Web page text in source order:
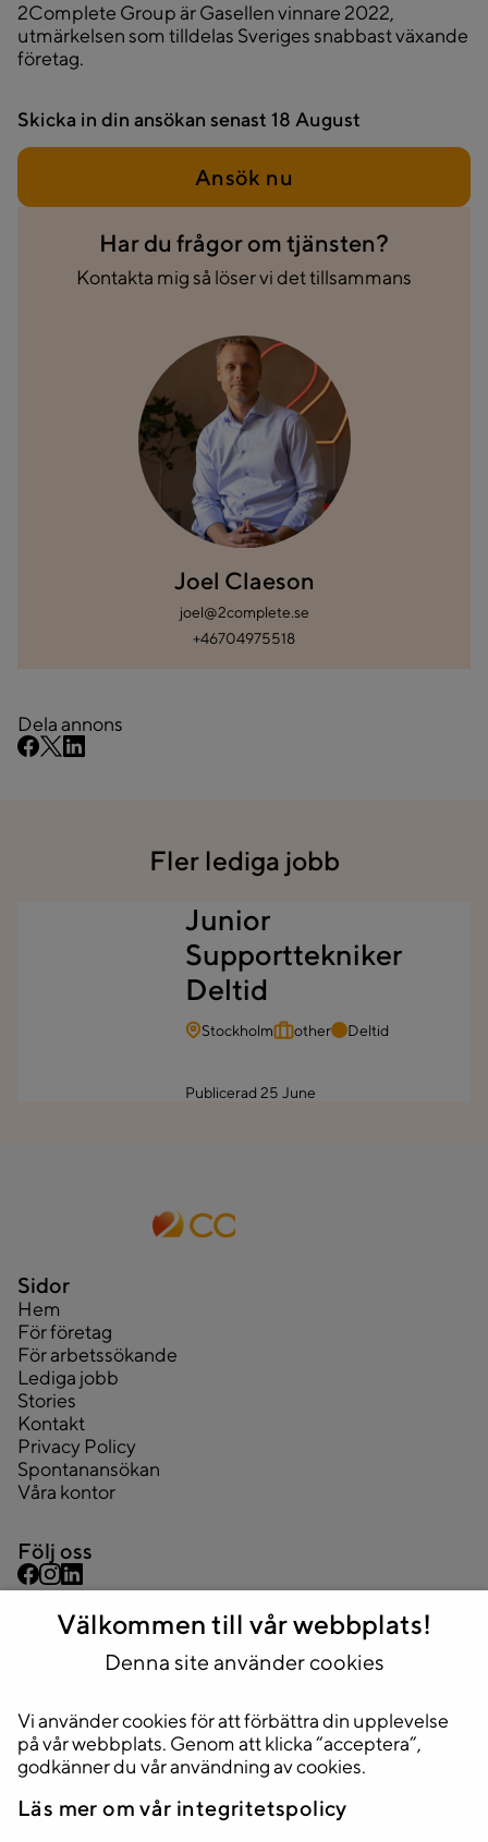
2Complete Group är Gasellen vinnare 2022,
utmärkelsen som tilldelas Sveriges snabbast växande
företag.
Skicka in din ansökan senast 18 August
Ansök nu
Har du frågor om tjänsten?
Kontakta mig så löser vi det tillsammans
Joel Claeson
joel@2complete.se
+46704975518
Dela annons
Fler lediga jobb
Junior
Supporttekniker
Deltid
Stockholm other Deltid
Publicerad 25 June
Sidor
Hem
För företag
För arbetssökande
Lediga jobb
Stories
Kontakt
Privacy Policy
Spontanansökan
Våra kontor
Följ oss
Kontakta oss
08 445 43 44
Adress
Huvudkontor
111 34 Stockholm
Välkommen till vår webbplats!
Denna site använder cookies
Vi använder cookies för att förbättra din upplevelse
på vår webbplats. Genom att klicka “acceptera”,
godkänner du vår användning av cookies.
Läs mer om vår integritetspolicy